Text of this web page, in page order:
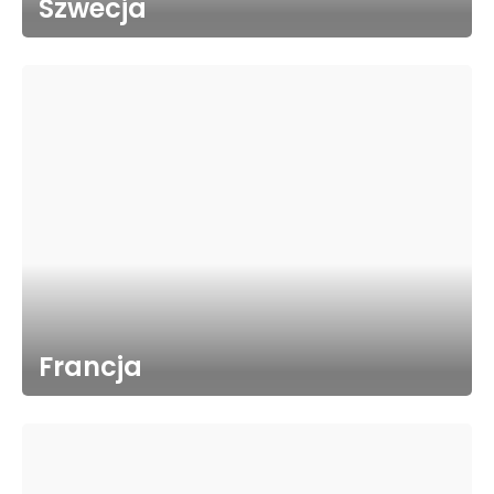
Szwecja
Francja